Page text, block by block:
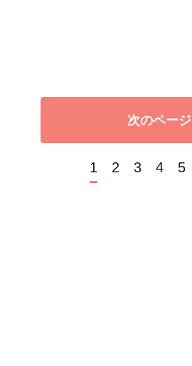
次のページ
1 2 3 4 5